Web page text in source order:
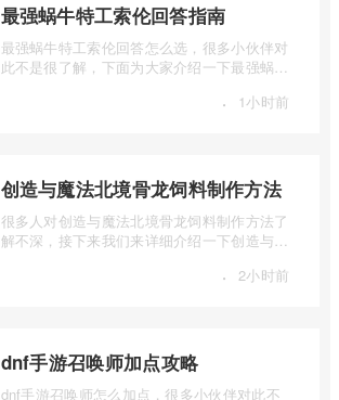
最强蜗牛特工索伦回答指南
最强蜗牛特工索伦回答怎么选，很多小伙伴对
此不是很了解，下面为大家介绍一下最强蜗牛
· 1小时前
创造与魔法北境骨龙饲料制作方法
很多人对创造与魔法北境骨龙饲料制作方法了
解不深，接下来我们来详细介绍一下创造与魔
· 2小时前
dnf手游召唤师加点攻略
dnf手游召唤师怎么加点，很多小伙伴对此不